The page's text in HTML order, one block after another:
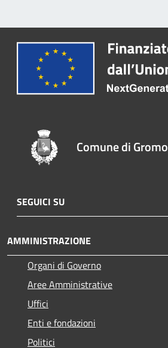
Comune di Gromo
SEGUICI SU
AMMINISTRAZIONE
Organi di Governo
Aree Amministrative
Uffici
Enti e fondazioni
Politici